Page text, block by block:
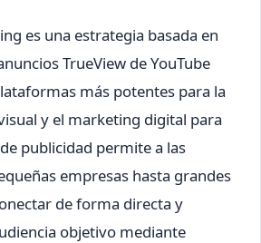
es una estrategia basada en
TrueView de YouTube
más potentes para la
y el marketing digital para
publicidad permite a las
empresas hasta grandes
de forma directa y
objetivo mediante